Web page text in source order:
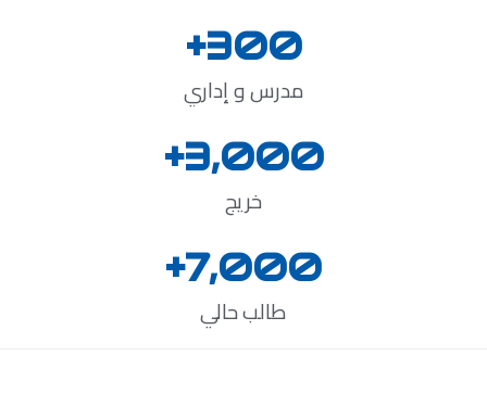
مدرس و إداري
300
+
خريج
3,000
+
طالب حالي
7,000
+